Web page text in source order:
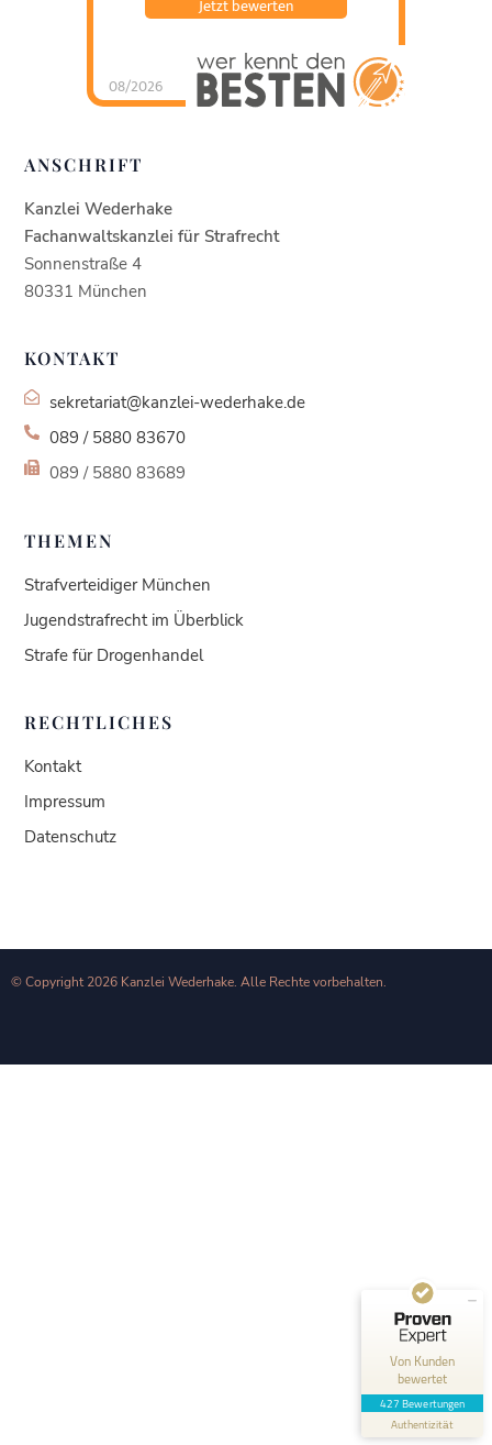
08/2026
Jetzt bewerten
Kanzlei Wederhake |
Fachanwalt für
ANSCHRIFT
Kanzlei Wederhake
Fachanwaltskanzlei für Strafrecht
Sonnenstraße 4
80331 München
KONTAKT
sekretariat@kanzlei-wederhake.de
089 / 5880 83670
089 / 5880 83689
THEMEN
Strafverteidiger München
Jugendstrafrecht im Überblick
Strafe für Drogenhandel
RECHTLICHES
Kontakt
Impressum
Datenschutz
© Copyright 2026 Kanzlei Wederhake. Alle Rechte vorbehalten.
Von Kunden
bewertet
427 Bewertungen
Authentizität
1
Bewertung auf
ProvenExpert.com
Blick aufs ProvenExpert-Profil werfen
9.8.2026